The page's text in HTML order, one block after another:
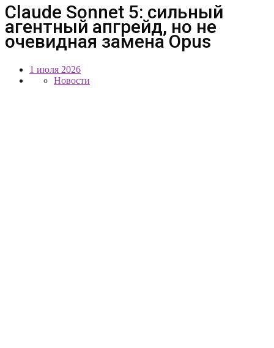
Claude Sonnet 5: сильный
агентный апгрейд, но не
очевидная замена Opus
1 июля 2026
Новости